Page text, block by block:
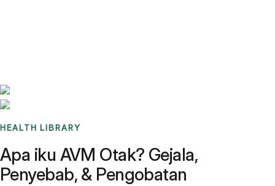
HEALTH LIBRARY
Apa iku AVM Otak? Gejala,
Penyebab, & Pengobatan